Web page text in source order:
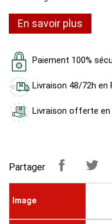
En savoir plus
Paiement 100%
Livraison 48/72h en
Livraison offerte en
Partager